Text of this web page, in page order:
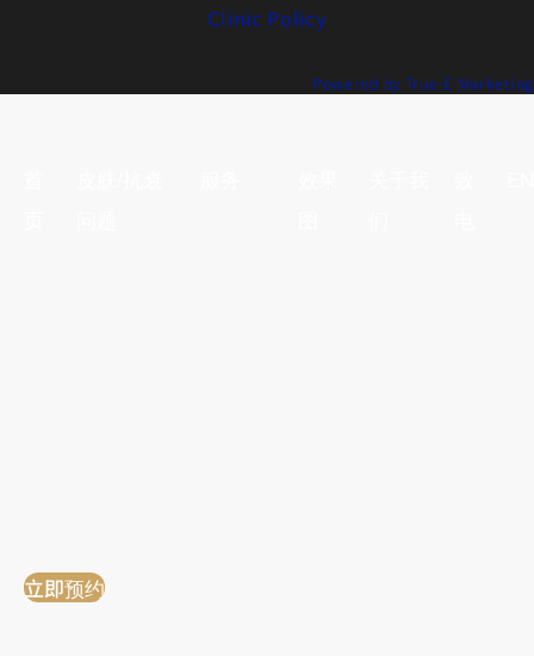
Clinic Policy
Powered by True-E Marketing
立即预约